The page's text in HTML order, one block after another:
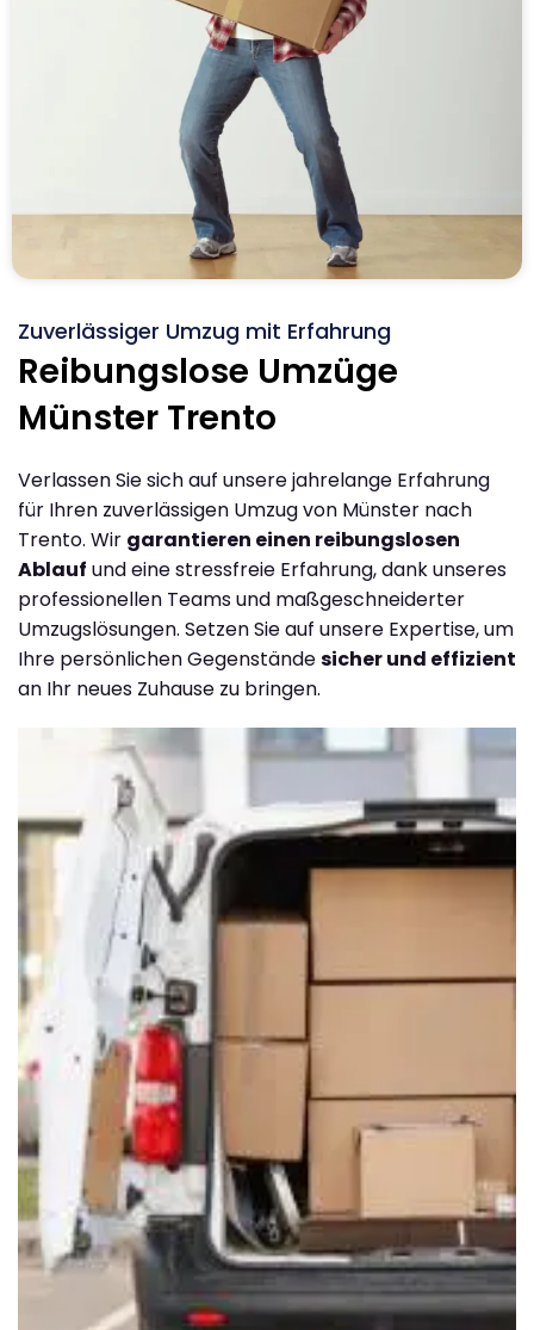
Zuverlässiger Umzug mit Erfahrung
Reibungslose Umzüge
Münster Trento
Verlassen Sie sich auf unsere jahrelange Erfahrung
für Ihren zuverlässigen Umzug von Münster nach
Trento. Wir garantieren einen reibungslosen
Ablauf und eine stressfreie Erfahrung, dank unseres
professionellen Teams und maßgeschneiderter
Umzugslösungen. Setzen Sie auf unsere Expertise, um
Ihre persönlichen Gegenständesicher und effizient
an Ihr neues Zuhause zu bringen.